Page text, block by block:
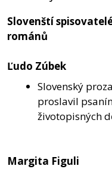
Slovenští
románů
Ľudo Zúbek
Slovenský
proslavil
životopisných
Margita Figuli